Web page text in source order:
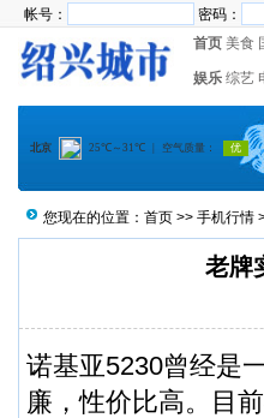
帐号： 密码：
首页 美食
娱乐 综艺
您现在的位置： 首页 >> 手机行情
老牌
诺基亚5230曾经是
廉，性价比高。目